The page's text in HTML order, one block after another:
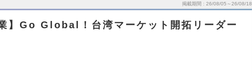
掲載期間 26/08/05～26/08/18
業】Go Global！台湾マーケット開拓リーダー